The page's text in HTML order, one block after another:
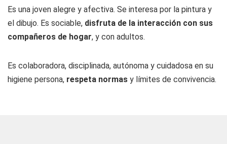
Es una joven alegre y afectiva. Se interesa por la pintura y
el dibujo. Es sociable, disfruta de la interacción con sus
compañeros de hogar, y con adultos.
Es colaboradora, disciplinada, autónoma y cuidadosa en su
higiene persona, respeta normas y límites de convivencia.